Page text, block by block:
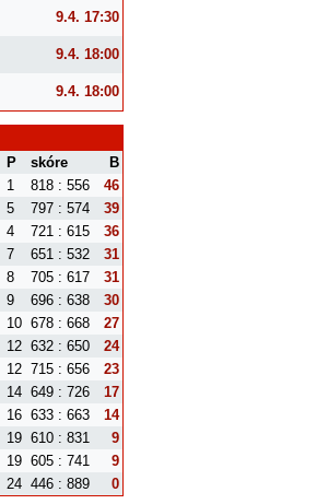
9.4. 17:30
9.4. 18:00
9.4. 18:00
P skóre
B
1 818 : 556
46
5 797 : 574
39
4 721 : 615
36
7 651 : 532
31
8 705 : 617
31
9 696 : 638
30
10 678 : 668
27
12 632 : 650
24
12 715 : 656
23
14 649 : 726
17
16 633 : 663
14
19 610 : 831
9
19 605 : 741
9
24 446 : 889 0